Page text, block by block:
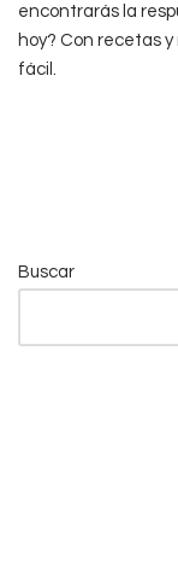
encontrarás la
hoy? Con recetas
fácil.
Buscar